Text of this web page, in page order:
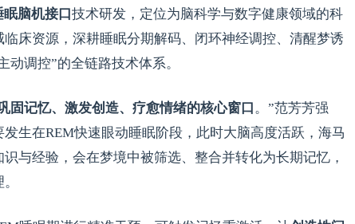
脑机接口技术研发，定位为脑科学与数字健康领域的科
床资源，深耕睡眠分期解码、闭环神经调控、清醒梦诱
动调控”的全链路技术体系。
固记忆、激发创造、疗愈情绪的核心窗口。”范芳芳强
生在REM快速眼动睡眠阶段，此时大脑高度活跃，海马
与经验，会在梦境中被筛选、整合并转化为长期记忆，